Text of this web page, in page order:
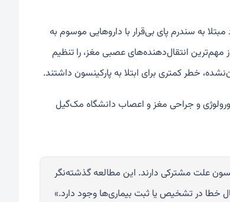
به سندرم پای بی‌قرار با داروهایی موسوم به
مهم‌ترین انتقال‌دهنده‌های عصبی مغز، را تنظیم
خطر کمتری برای ابتلا به پارکینسون داشتند.
و جراحی مغز و اعصاب دانشگاه مک‌گیل
علت مشترکی دارند. این مطالعه گذشته‌نگر
خطا در تشخیص یا ثبت بیماری‌ها وجود دارد.»